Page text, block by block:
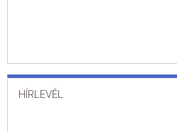
HÍRLEVÉL